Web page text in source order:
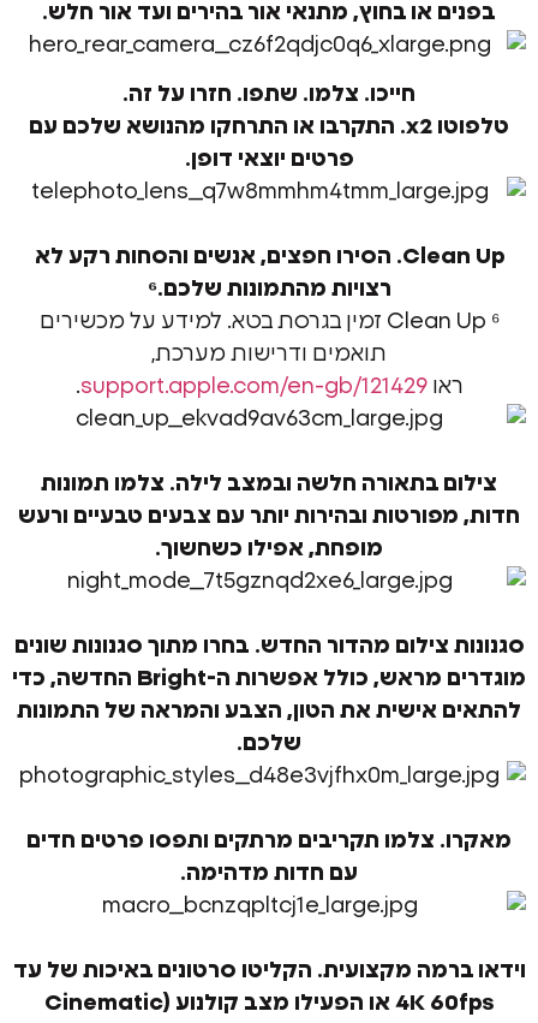
או בחוץ, מתנאי אור בהירים ועד אור חלש.
חייכו. צלמו. שתפו. חזרו על זה.
התקרבו או התרחקו מהנושא שלכם עם
פרטים יוצאי דופן.
הסירו חפצים, אנשים והסחות רקע לא
רצויות מהתמונות שלכם.⁶
⁶ Clean Up זמין בגרסת בטא. למידע על מכשירים
תואמים ודרישות מערכת,
support.apple.com/en-gb/121429
.
בתאורה חלשה ובמצב לילה. צלמו תמונות
ובהירות יותר עם צבעים טבעיים ורעש
מופחת, אפילו כשחשוך.
צילום מהדור החדש. בחרו מתוך סגנונות שונים
מוגדרים מראש, כולל אפשרות ה-Bright החדשה, כדי
אישית את הטון, הצבע והמראה של התמונות
צלמו תקריבים מרתקים ותפסו פרטים חדים
עם חדות מדהימה.
מקצועית. הקליטו סרטונים באיכות של עד
‎4K 60fps או הפעילו מצב קולנוע (Cinematic